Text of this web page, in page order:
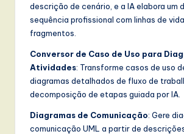
descrição de cenário, e a IA elabora um
sequência profissional com linhas de
fragmentos.
Conversor de Caso de Uso para
Atividades: Transforme casos de uso
diagramas detalhados de fluxo de
decomposição de etapas guiada por IA.
Diagramas de Comunicação: Gere
comunicação UML a partir de